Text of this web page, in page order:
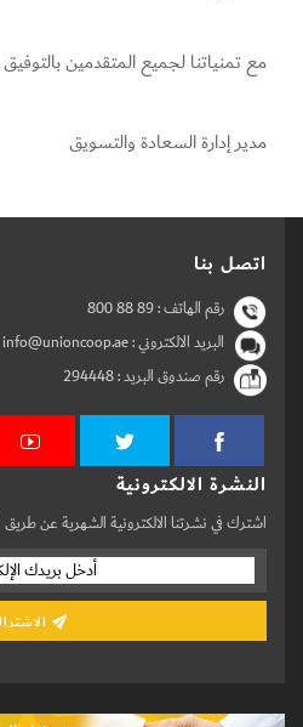
مع تمنياتنا لجميع المتقدمين
مدير إدارة السعادة والتسويق
اتصل بنا
رقم الهاتف :800 88 89
البريد الالكتروني : info@unioncoop.ae
رقم صندوق البريد :294448
النشرة الالكترونية
اشترك في نشرتنا الالكترونية الشهرية عن طريق